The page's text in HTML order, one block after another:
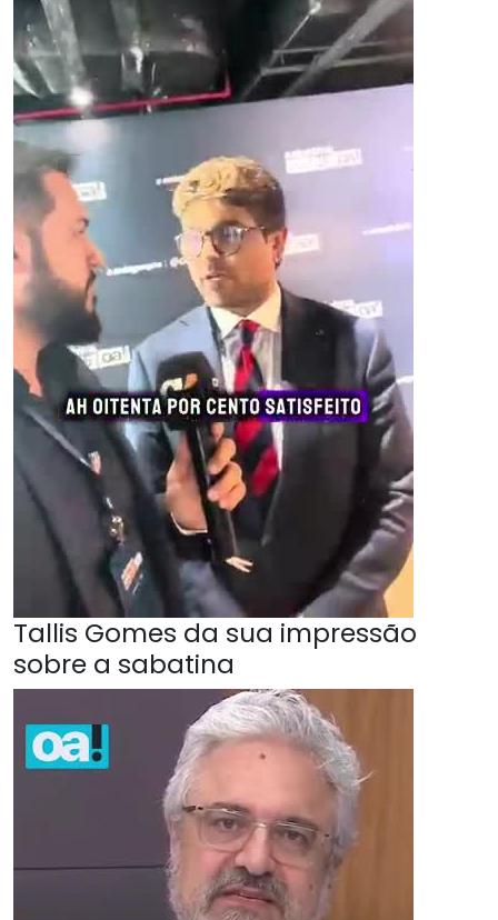
Tallis Gomes da sua impressão
sobre a sabatina